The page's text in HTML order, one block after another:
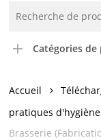
Recherche
Catégories
Accueil
pratiques d'hygiène
Brasserie